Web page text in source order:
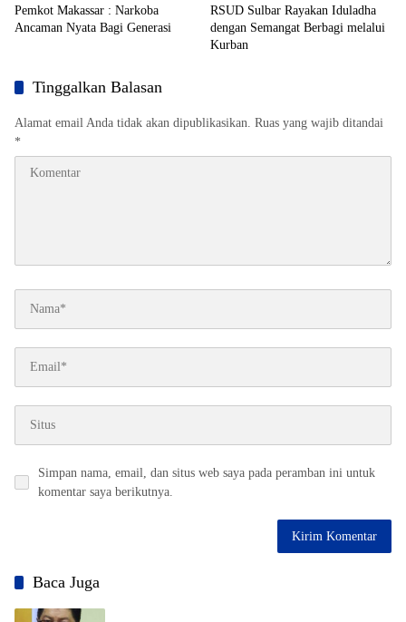
Pemkot Makassar : Narkoba
Ancaman Nyata Bagi Generasi
RSUD Sulbar Rayakan Iduladha
dengan Semangat Berbagi melalui
Kurban
Tinggalkan Balasan
Alamat email Anda tidak akan dipublikasikan. Ruas yang wajib ditandai
*
Simpan nama, email, dan situs web saya pada peramban ini untuk
komentar saya berikutnya.
Baca Juga